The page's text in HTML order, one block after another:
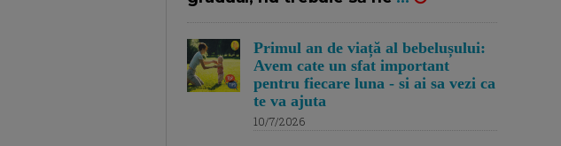
Primul an de viață al bebelușului:
Avem cate un sfat important
pentru fiecare luna - si ai sa vezi ca
te va ajuta
10/7/2026